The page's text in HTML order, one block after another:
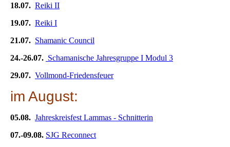
18.07. Reiki II
19.07. Reiki I
21.07. Shamanic Council
24.-26.07. Schamanische Jahresgruppe I Modul 3
29.07. Vollmond-Friedensfeuer
im August:
05.08. Jahreskreisfest Lammas - Schnitterin
07.-09.08. SJG Reconnect